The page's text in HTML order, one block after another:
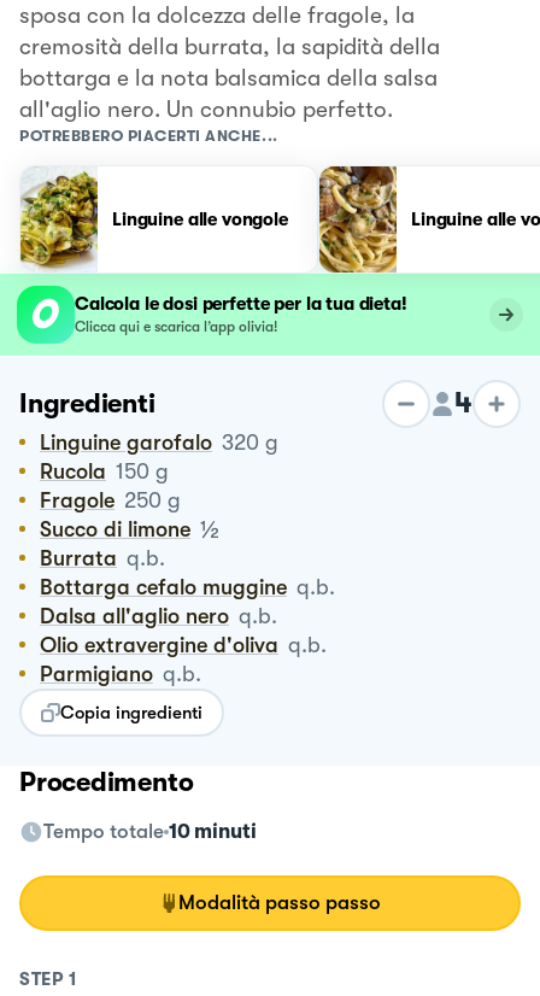
sposa con la dolcezza delle fragole, la
cremosità della burrata, la sapidità della
bottarga e la nota balsamica della salsa
all'aglio nero. Un connubio perfetto.
POTREBBERO PIACERTI ANCHE...
Linguine alle vongole Linguine alle
Calcola le dosi perfette per la tua dieta!
Clicca qui e scarica l’app olivia!
Ingredienti 4
Linguine garofalo 320 g
Rucola 150 g
Fragole 250 g
Succo di limone ½
Burrata q.b.
Bottarga cefalo muggine q.b.
Dalsa all'aglio nero q.b.
Olio extravergine d'oliva q.b.
Parmigiano q.b.
Copia ingredienti
Procedimento
Tempo totale 10 minuti
Modalità passo passo
STEP 1